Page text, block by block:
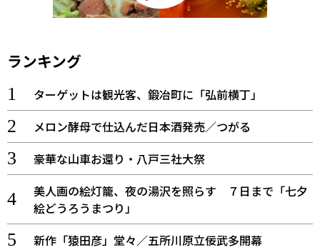
ランキング
ターゲットは観光客、鍛冶町に「弘前横丁」
メロン酵母で仕込んだ日本酒発売／つがる
豪華な山車お還り・八戸三社大祭
美人画の絵灯籠、夜の湯沢を照らす ７日まで「七夕
絵どうろうまつり」
新作「猿田彦」堂々／五所川原立佞武多開幕